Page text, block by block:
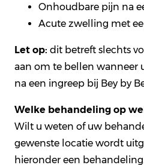
Onhoudbare pijn na
Acute zwelling met
Let op: dit betreft slechts
aan om te bellen wanneer
na een ingreep bij Bey by
Welke behandeling op
Wilt u weten of uw
gewenste locatie wordt
hieronder een